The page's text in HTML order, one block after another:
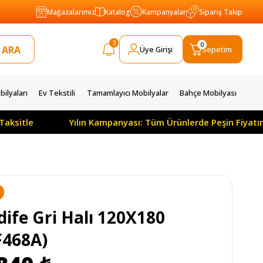
Mağazalarımız Katalog Kampanyalar Sipariş Takip
3
Üye Girişi Sepetim
0
Ev Tekstili Tamamlayıcı Mobilyalar Bahçe Mobilyası
Yılın Kampanyası: Tüm Ürünlerde Peşin
Gri Halı 120X180